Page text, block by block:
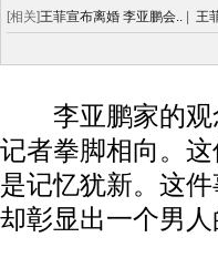
[相关]王菲宣布离婚 李亚鹏会.. 王
李亚鹏家的观
记者拳脚相向。
是记忆犹新。这
却彰显出一个男人